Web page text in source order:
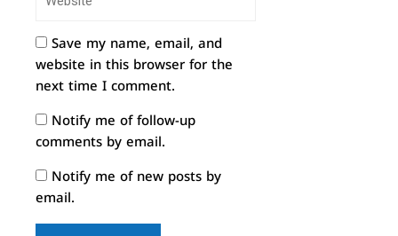
Save my name, email, and
website in this browser for the
next time I comment.
Notify me of follow-up
comments by email.
Notify me of new posts by
email.